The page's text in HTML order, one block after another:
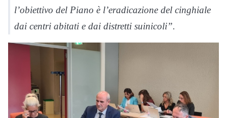
l’obiettivo del Piano è l’eradicazione del cinghiale
dai centri abitati e dai distretti suinicoli”.